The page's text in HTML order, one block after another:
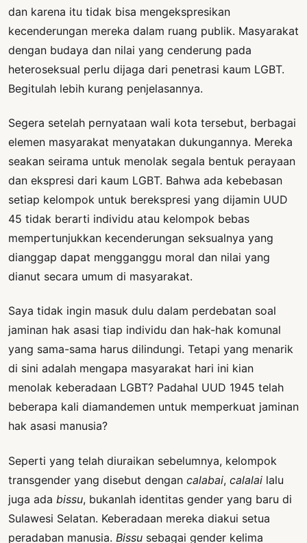
dan karena itu tidak bisa mengekspresikan
kecenderungan mereka dalam ruang publik. Masyarakat
dengan budaya dan nilai yang cenderung pada
heteroseksual perlu dijaga dari penetrasi kaum LGBT.
Begitulah lebih kurang penjelasannya.
Segera setelah pernyataan wali kota tersebut, berbagai
elemen masyarakat menyatakan dukungannya. Mereka
seakan seirama untuk menolak segala bentuk perayaan
dan ekspresi dari kaum LGBT. Bahwa ada kebebasan
setiap kelompok untuk berekspresi yang dijamin UUD
45 tidak berarti individu atau kelompok bebas
mempertunjukkan kecenderungan seksualnya yang
dianggap dapat mengganggu moral dan nilai yang
dianut secara umum di masyarakat.
Saya tidak ingin masuk dulu dalam perdebatan soal
jaminan hak asasi tiap individu dan hak-hak komunal
yang sama-sama harus dilindungi. Tetapi yang menarik
di sini adalah mengapa masyarakat hari ini kian
menolak keberadaan LGBT? Padahal UUD 1945 telah
beberapa kali diamandemen untuk memperkuat jaminan
hak asasi manusia?
Seperti yang telah diuraikan sebelumnya, kelompok
transgender yang disebut dengan calabai, calalai lalu
juga ada bissu, bukanlah identitas gender yang baru di
Sulawesi Selatan. Keberadaan mereka diakui setua
peradaban manusia. Bissu sebagai gender kelima